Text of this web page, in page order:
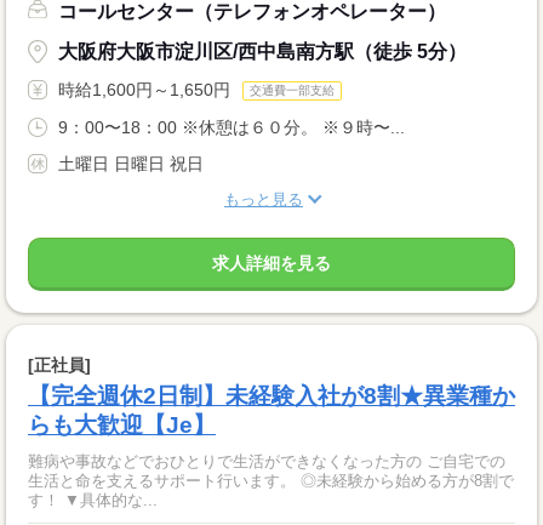
コールセンター（テレフォンオペレーター）
大阪府大阪市淀川区/西中島南方駅（徒歩 5分）
時給1,600円～1,650円 交通費一部支給
9：00〜18：00 ※休憩は６０分。 ※９時〜...
土曜日 日曜日 祝日
もっと見る
求人詳細を見る
[正社員]
【完全週休2日制】未経験入社が8割★異業種か
らも大歓迎【Je】
難病や事故などでおひとりで生活ができなくなった方の ご自宅での
生活と命を支えるサポート行います。 ◎未経験から始める方が8割で
す！ ▼具体的な...